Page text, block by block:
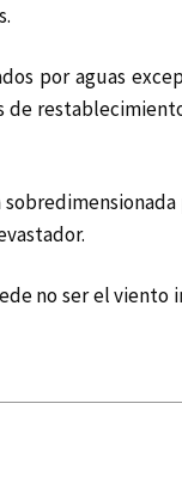
por aguas
de
no ser el viento